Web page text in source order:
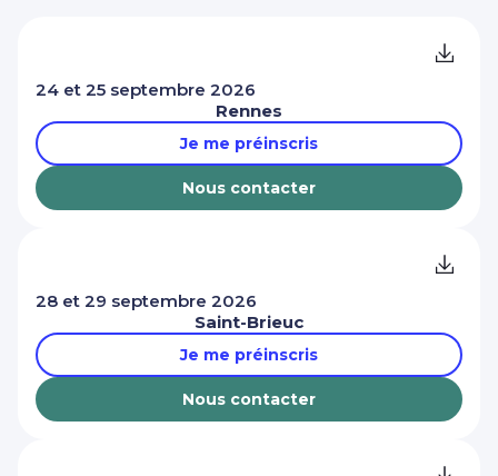
24 et 25 septembre 2026
Rennes
Je me préinscris
Nous contacter
28 et 29 septembre 2026
Saint-Brieuc
Je me préinscris
Nous contacter